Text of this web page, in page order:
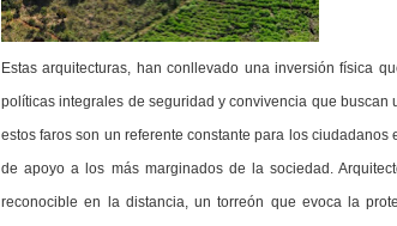
Estas arquitecturas, han conllevado una inversión física
políticas integrales de seguridad y convivencia que
estos faros son un referente constante para los
de apoyo a los más marginados de la sociedad.
reconocible en la distancia, un torreón que evoca la